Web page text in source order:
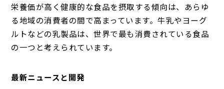
栄養価が高く健康的な食品を摂取する傾向は、あらゆ
る地域の消費者の間で高まっています。牛乳やヨーグ
ルトなどの乳製品は、世界で最も消費されている食品
の一つと考えられています。
最新ニュースと開発